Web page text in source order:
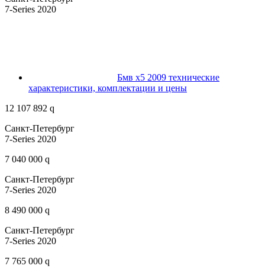
7-Series 2020
Бмв х5 2009 технические
характеристики, комплектации и цены
12 107 892 q
Санкт-Петербург
7-Series 2020
7 040 000 q
Санкт-Петербург
7-Series 2020
8 490 000 q
Санкт-Петербург
7-Series 2020
7 765 000 q